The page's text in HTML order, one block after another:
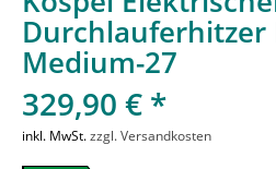
Durchlauferhitzer
Medium-27
329,90 € *
inkl. MwSt.zzgl. Versandkosten